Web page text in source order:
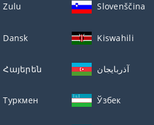
Zulu Slovenščina
Dansk Kiswahili
Հայերեն آذربايجان
Туркмен Ўзбек